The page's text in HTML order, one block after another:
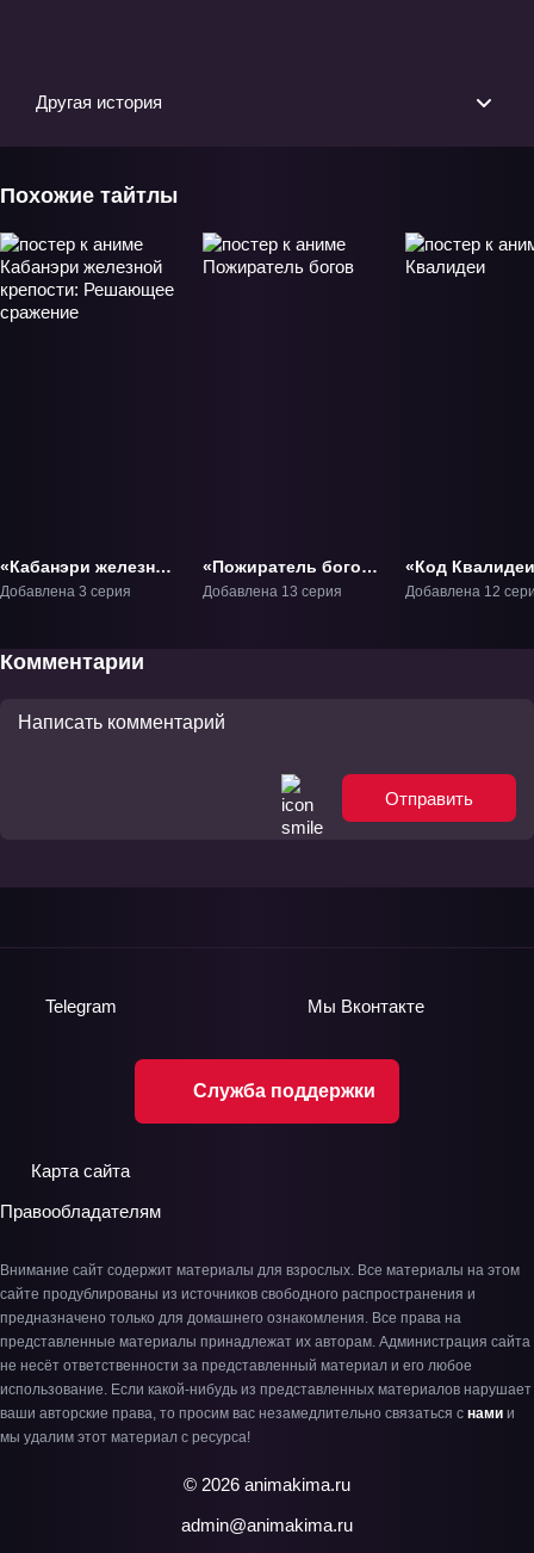
Другая история
Похожие тайтлы
«Кабанэри железной
крепости:
Добавлена 3 серия
«Пожиратель богов»
ТВ-1
Добавлена 13 серия
«Код
ТВ-1
Добавлена 12
Комментарии
Отправить
Служба поддержки
Telegram Мы Вконтакте
Карта сайта
Правообладателям
Внимание сайт содержит материалы для взрослых. Все материалы на этом
сайте продублированы из источников свободного распространения и
предназначено только для домашнего ознакомления. Все права на
представленные материалы принадлежат их авторам. Администрация сайта
не несёт ответственности за представленный материал и его любое
использование. Если какой-нибудь из представленных материалов нарушает
ваши авторские права, то просим вас незамедлительно связаться с нами и
мы удалим этот материал с ресурса!
© 2026 animakima.ru
admin@animakima.ru